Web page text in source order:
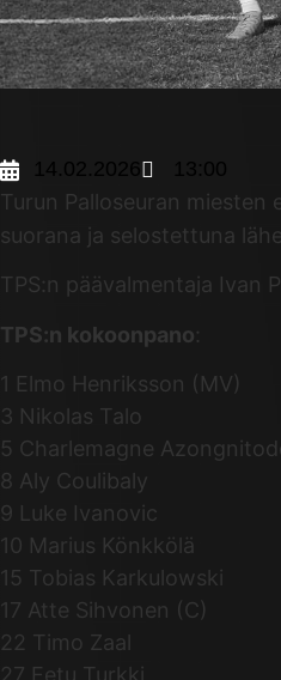
14.02.2026
Turun Palloseuran miesten
suorana ja selostettuna
TPS:n päävalmentaja Ivan
TPS:n kokoonpano:
1 Elmo Henriksson (MV)
3 Nikolas Talo
5 Charlemagne
8 Aly Coulibaly
9 Luke Ivanovic
10 Marius Könkkölä
15 Tobias Karkulowski
17 Atte Sihvonen (C)
22 Timo Zaal
27 Eetu Turkki